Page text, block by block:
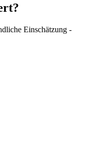
Einschätzung -